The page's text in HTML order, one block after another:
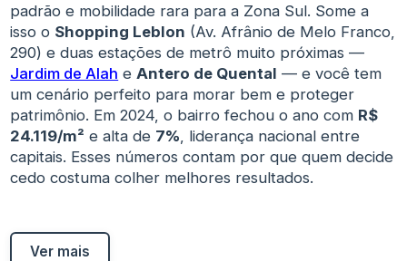
padrão e mobilidade rara para a Zona Sul. Some a
isso o Shopping Leblon (Av. Afrânio de Melo Franco,
290) e duas estações de metrô muito próximas —
Jardim de Alah e Antero de Quental — e você tem
um cenário perfeito para morar bem e proteger
patrimônio. Em 2024, o bairro fechou o ano com R$
24.119/m² e alta de 7% , liderança nacional entre
capitais. Esses números contam por que quem decide
cedo costuma colher melhores resultados.
Ver mais